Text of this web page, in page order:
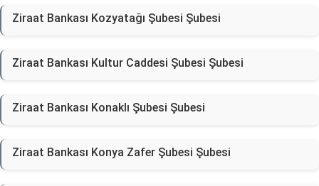
Ziraat Bankası Kozyatağı Şubesi Şubesi
Ziraat Bankası Kultur Caddesi Şubesi Şubesi
Ziraat Bankası Konaklı Şubesi Şubesi
Ziraat Bankası Konya Zafer Şubesi Şubesi